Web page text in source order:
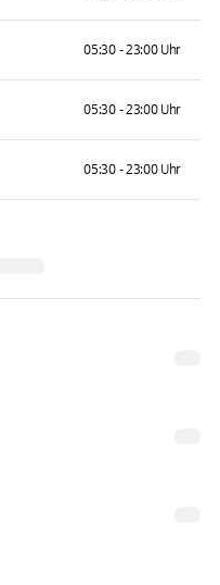
05:30 - 23:00 Uhr
05:30 - 23:00 Uhr
05:30 - 23:00 Uhr